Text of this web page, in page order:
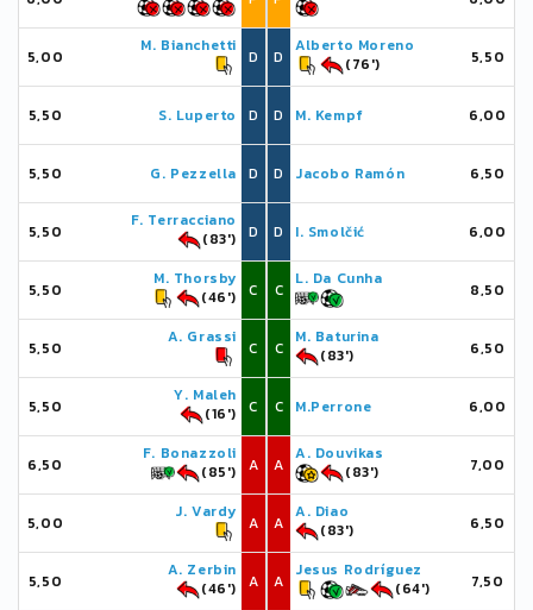
5,00
M. Bianchetti
D
5,50 S. Luperto D
5,50 G. Pezzella D
5,50
F. Terracciano
(83')
D
5,50
M. Thorsby
(46')
C
5,50
A. Grassi
C
5,50
Y. Maleh
(16')
C
6,50
F. Bonazzoli
(85')
A
5,00
J. Vardy
A
5,50
A. Zerbin
(46')
A
D
Alberto Moreno
(76')
5,50
D M. Kempf 6,00
D Jacobo Ramón 6,50
D I. Smolčić 6,00
C
L. Da Cunha
8,50
C
M. Baturina
(83')
6,50
C M.Perrone 6,00
A
A. Douvikas
(83')
7,00
A
A. Diao
(83')
6,50
A
Jesus Rodríguez
(64')
7,50